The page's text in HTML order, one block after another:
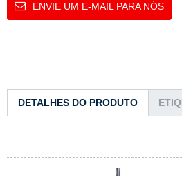
ENVIE UM E-MAIL PARA NÓS
DETALHES DO PRODUTO